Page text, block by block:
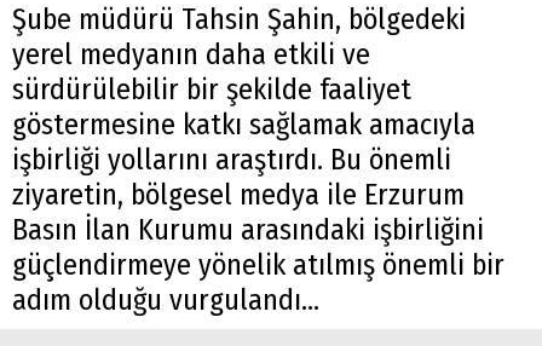
Şube müdürü Tahsin Şahin, bölgedeki
yerel medyanın daha etkili ve
sürdürülebilir bir şekilde faaliyet
göstermesine katkı sağlamak amacıyla
işbirliği yollarını araştırdı. Bu önemli
ziyaretin, bölgesel medya ile Erzurum
Basın İlan Kurumu arasındaki işbirliğini
güçlendirmeye yönelik atılmış önemli bir
adım olduğu vurgulandı...